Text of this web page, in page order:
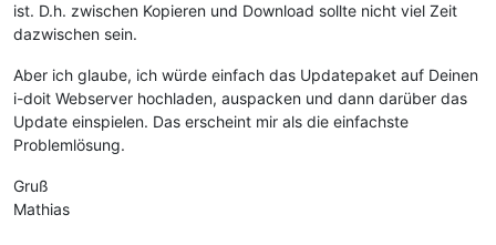
ist. D.h. zwischen Kopieren und Download sollte nicht viel Zeit
dazwischen sein.
Aber ich glaube, ich würde einfach das Updatepaket auf Deinen
i-doit Webserver hochladen, auspacken und dann darüber das
Update einspielen. Das erscheint mir als die einfachste
Problemlösung.
Gruß
Mathias